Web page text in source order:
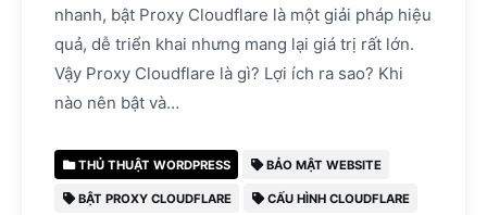
nhanh, bật Proxy Cloudflare là một giải pháp hiệu
quả, dễ triển khai nhưng mang lại giá trị rất lớn.
Vậy Proxy Cloudflare là gì? Lợi ích ra sao? Khi
nào nên bật và…
THỦ THUẬT WORDPRESS BẢO MẬT WEBSITE
BẬT PROXY CLOUDFLARE CẤU HÌNH CLOUDFLARE